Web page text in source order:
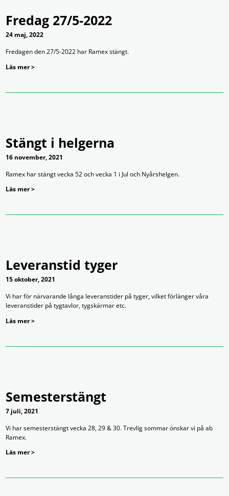
Fredag 27/5-2022
24 maj, 2022
Fredagen den 27/5-2022 har Ramex stängt.
Läs mer >
Stängt i helgerna
16 november, 2021
Ramex har stängt vecka 52 och vecka 1 i Jul och Nyårshelgen.
Läs mer >
Leveranstid tyger
15 oktober, 2021
Vi har för närvarande långa leveranstider på tyger, vilket förlänger våra
leveranstider på tygtavlor, tygskärmar etc.
Läs mer >
Semesterstängt
7 juli, 2021
Vi har semesterstängt vecka 28, 29 & 30. Trevlig sommar önskar vi på ab
Ramex.
Läs mer >